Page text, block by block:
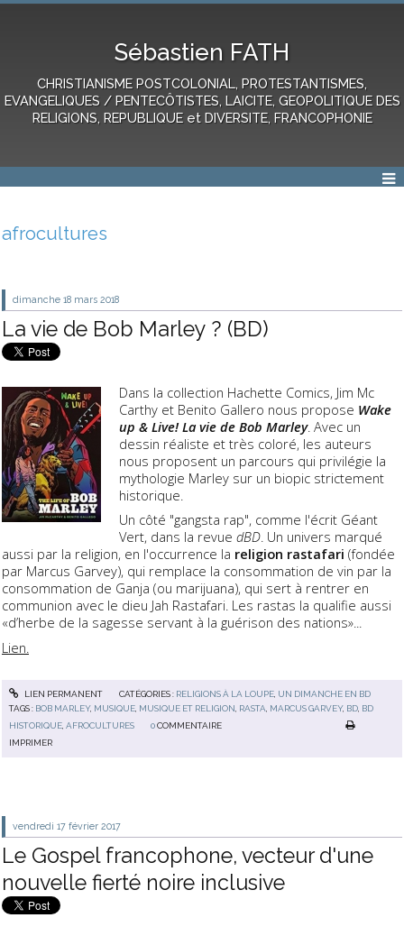
Sébastien FATH
CHRISTIANISME POSTCOLONIAL, PROTESTANTISMES,
EVANGELIQUES / PENTECÔTISTES, LAICITE, GEOPOLITIQUE DES
RELIGIONS, REPUBLIQUE et DIVERSITE, FRANCOPHONIE
afrocultures
dimanche 18 mars 2018
La vie de Bob Marley ? (BD)
Dans la collection Hachette Comics, Jim Mc
Carthy et Benito Gallero nous propose Wake
up & Live! La vie de Bob Marley. Avec un
dessin réaliste et très coloré, les auteurs
nous proposent un parcours qui privilégie la
mythologie Marley sur un biopic strictement
historique.
Un côté "gangsta rap", comme l'écrit Géant
Vert, dans la revuedBD. Un univers marqué
aussi par la religion, en l'occurrence la religion rastafari (fondée
par Marcus Garvey), qui remplace la consommation de vin par la
consommation de Ganja (ou marijuana), qui sert à rentrer en
communion avec le dieu Jah Rastafari. Les rastas la qualifie aussi
«d’herbe de la sagesse servant à la guérison des nations»...
Lien.
LIEN PERMANENT CATÉGORIES : RELIGIONS À LA LOUPE, UN DIMANCHE EN BD
TAGS : BOB MARLEY, MUSIQUE MUSIQUE ET RELIGION RASTA MARCUS GARVEY, BD BD
HISTORIQUE ,AFROCULTURES 0 COMMENTAIRE
IMPRIMER
vendredi 17 février 2017
Le Gospel francophone, vecteur d'une
nouvelle fierté noire inclusive